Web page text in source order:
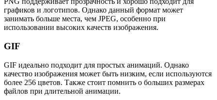
графиков и логотипов. Однако данный формат может
занимать больше места, чем JPEG, особенно при
использовании высоких качеств изображения.
GIF
GIF идеально подходит для простых анимаций. Однако
качество изображения может быть низким, если используются
более 256 цветов. Также стоит помнить о больших размерах
файлов при длительной анимации.